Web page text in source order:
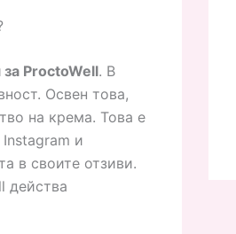
ProctoWell. В
Освен това,
на крема. Това е
и
в своите отзиви.
действа